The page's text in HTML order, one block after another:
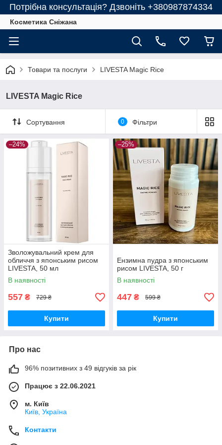
Потрібна консультація? Дзвоніть +380987874334
Косметика Сніжана
Товари та послуги LIVESTA Magic Rice
LIVESTA Magic Rice
Сортування 0 Фільтри
–24%
Зволожувальний крем для
обличчя з японським рисом
LIVESTA, 50 мл
В наявності
557 ₴ 729 ₴
Купити
–25%
Ензимна пудра з японським
рисом LIVESTA, 50 г
В наявності
447 ₴ 599 ₴
Купити
Про нас
96% позитивних з 49 відгуків за рік
Працює з 22.06.2021
м. Київ
Київ, Україна
Контакти